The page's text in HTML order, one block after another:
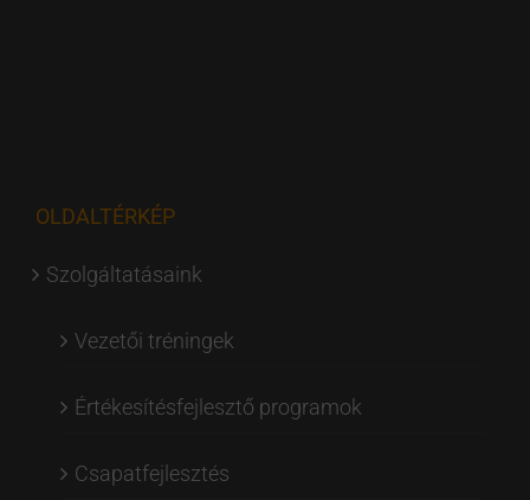
OLDALTÉRKÉP
Szolgáltatásaink
Vezetői tréningek
Értékesítésfejlesztő programok
Csapatfejlesztés